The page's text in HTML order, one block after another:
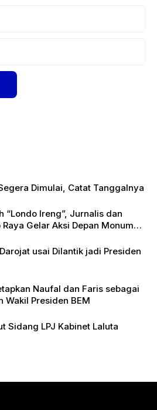
Dimulai, Catat Tanggalnya
“Londo Ireng”, Jurnalis dan
Gelar Aksi Depan Monumen
usai Dilantik jadi Presiden
Naufal dan Faris sebagai
Wakil Presiden BEM
Sidang LPJ Kabinet Laluta